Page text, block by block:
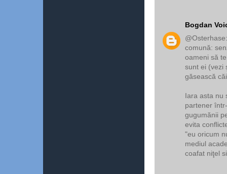
Bogdan
comună:
oameni să
sunt ei (vezi
găsească
Iara asta nu
partener
gugumănii
evita
"eu oricum
mediul
coafat niţel